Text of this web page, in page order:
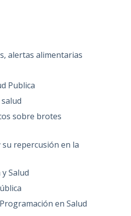
alertas alimentarias
Publica
sobre brotes
repercusión en la
Salud
en Salud